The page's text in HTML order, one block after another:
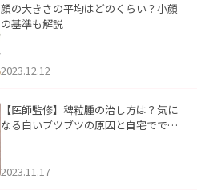
顔の大きさの平均はどのくらい？小顔
の基準も解説
2023.12.12
【医師監修】稗粒腫の治し方は？気に
なる白いブツブツの原因と自宅ででき
2023.11.17